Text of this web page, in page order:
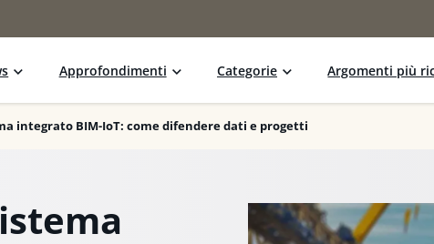
Approfondimenti Categorie Argomenti più
integrato BIM-IoT: come difendere dati e progetti